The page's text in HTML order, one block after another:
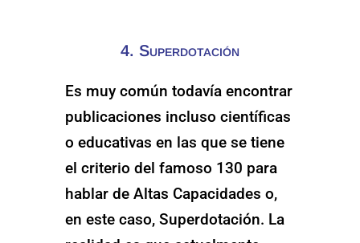
4. Superdotación
Es muy común todavía encontrar
publicaciones incluso científicas
o educativas en las que se tiene
el criterio del famoso 130 para
hablar de Altas Capacidades o,
en este caso, Superdotación. La